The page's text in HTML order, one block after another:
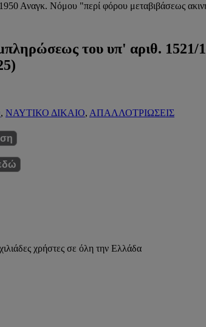
Αναγκ. Νόμου "περί φόρου μεταβιβάσεως
του υπ' αριθ.
, ΝΑΥΤΙΚΟ ΔΙΚΑΙΟ, ΑΠΑΛΛΟΤΡΙΩΣΕΙΣ
χρήστες σε όλη την Ελλάδα